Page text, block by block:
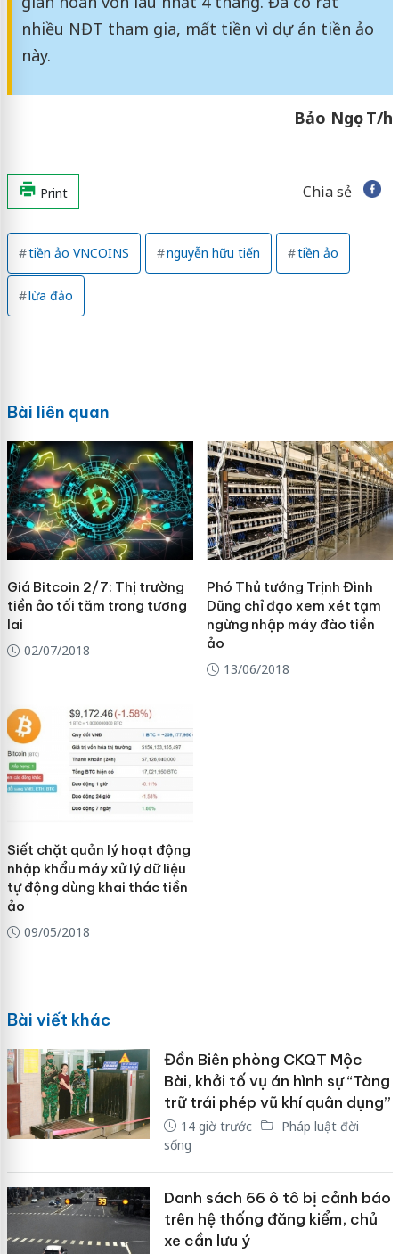
nhiều NĐT tham gia, mất tiền vì dự án tiền ảo
này.
Bảo Ngọc T/h
Print Chia sẻ
tiền ảo VNCOINS nguyễn hữu tiến tiền ảo
lừa đảo
Bài liên quan
Giá Bitcoin 2/7: Thị trường
tiền ảo tối tăm trong tương
lai
02/07/2018
Phó Thủ tướng Trịnh Đình
Dũng chỉ đạo xem xét tạm
ngừng nhập máy đào tiền
ảo
13/06/2018
Siết chặt quản lý hoạt động
nhập khẩu máy xử lý dữ liệu
tự động dùng khai thác tiền
ảo
09/05/2018
Bài viết khác
Đồn Biên phòng CKQT Mộc
Bài, khởi tố vụ án hình sự “Tàng
trữ trái phép vũ khí quân dụng”
14 giờ trước
Pháp luật đời
sống
Danh sách 66 ô tô bị cảnh báo
trên hệ thống đăng kiểm, chủ
xe cần lưu ý